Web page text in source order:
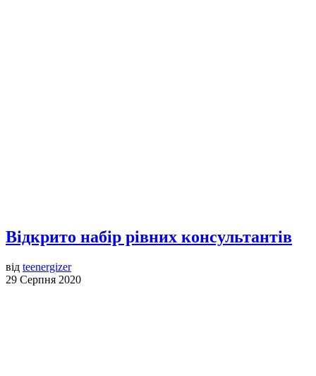
Відкрито набір рівних консультантів
від teenergizer
29 Серпня 2020